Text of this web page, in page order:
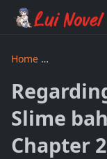
Home
Slime
Chapter